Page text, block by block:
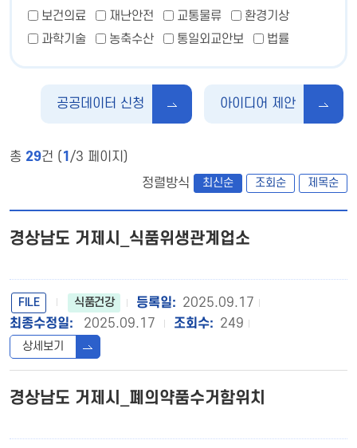
보건의료
재난안전 교통물류
환경기상
과학기술
농축수산 통일외교안보 법률
공공데이터 신청 아이디어 제안
총 29건 ( 1 /3 페이지)
정렬방식
최신순 조회순 제목순
경상남도 거제시_식품위생관계업소
FILE 식품건강
2025.09.17
2025.09.17
249
상세보기
경상남도 거제시_폐의약품수거함위치